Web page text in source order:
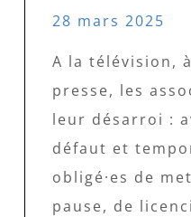
28 mars 2025
A la télévision,
presse, les
leur désarroi :
défaut et
obligé·es de
pause, de